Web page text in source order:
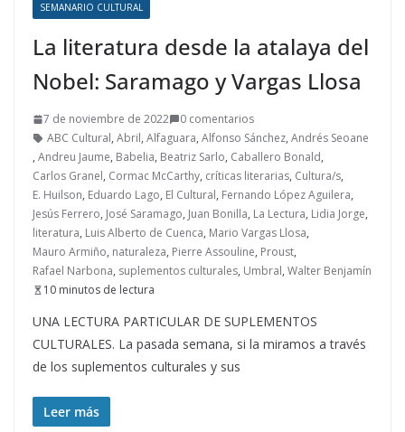
SEMANARIO CULTURAL
La literatura desde la atalaya del
Nobel: Saramago y Vargas Llosa
7 de noviembre de 2022
0 comentarios
ABC Cultural, Abril, Alfaguara, Alfonso Sánchez, Andrés Seoane
, Andreu Jaume, Babelia, Beatriz Sarlo, Caballero Bonald,
Carlos Granel, Cormac McCarthy, críticas literarias, Cultura/s,
E. Huilson, Eduardo Lago, El Cultural, Fernando López Aguilera,
Jesús Ferrero, José Saramago, Juan Bonilla, La Lectura, Lidia Jorge,
literatura, Luis Alberto de Cuenca, Mario Vargas Llosa,
Mauro Armiño, naturaleza, Pierre Assouline, Proust,
Rafael Narbona, suplementos culturales, Umbral, Walter Benjamín
10 minutos de lectura
UNA LECTURA PARTICULAR DE SUPLEMENTOS
CULTURALES. La pasada semana, si la miramos a través
de los suplementos culturales y sus
Leer más